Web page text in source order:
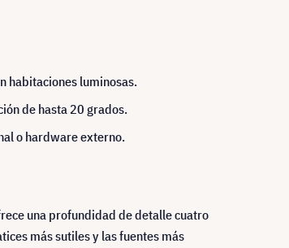
habitaciones luminosas.
de hasta 20 grados.
o hardware externo.
una profundidad de detalle cuatro
más sutiles y las fuentes más